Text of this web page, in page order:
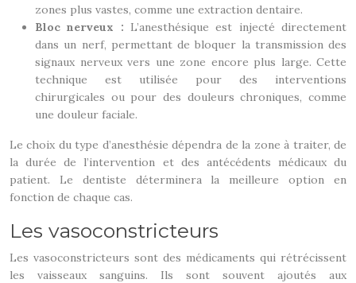
zones plus vastes, comme une extraction dentaire.
Bloc nerveux : L’anesthésique est injecté directement
dans un nerf, permettant de bloquer la transmission des
signaux nerveux vers une zone encore plus large. Cette
technique est utilisée pour des interventions
chirurgicales ou pour des douleurs chroniques, comme
une douleur faciale.
Le choix du type d’anesthésie dépendra de la zone à traiter, de
la durée de l’intervention et des antécédents médicaux du
patient. Le dentiste déterminera la meilleure option en
fonction de chaque cas.
Les vasoconstricteurs
Les vasoconstricteurs sont des médicaments qui rétrécissent
les vaisseaux sanguins. Ils sont souvent ajoutés aux